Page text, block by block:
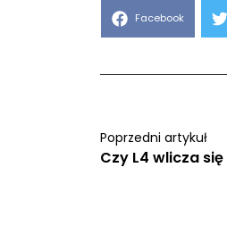
Share
Facebook
Poprzedni artykuł
Czy L4 wlicza